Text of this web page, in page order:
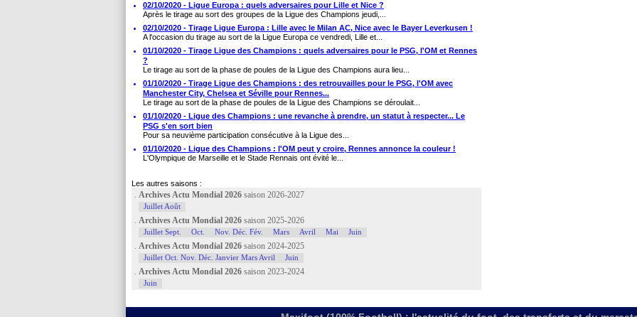
02/10/2020 - Ligue Europa : quels adversaires pour Lille et Nice ?
Après le tirage au sort des groupes de la Ligue des Champions jeudi,...
02/10/2020 - Tirage Ligue Europa : Lille avec le Milan AC, Nice avec le Bayer Leverkusen !
A l'occasion du tirage au sort de la Ligue Europa ce vendredi, Lille et...
01/10/2020 - Tirage Ligue des Champions : quels adversaires pour le PSG, l'OM et Rennes
?
Le tirage au sort de la phase de poules de la Ligue des Champions aura lieu...
01/10/2020 - Tirage Ligue des Champions : des retrouvailles pour le PSG, l'OM avec
Manchester City, Chelsea et Séville pour Rennes...
Le tirage au sort de la phase de poules de la Ligue des Champions se déroulait...
01/10/2020 - Ligue des Champions : une revanche à prendre, un statut à respecter... Le
PSG s'en sort bien
Pour sa neuvième participation consécutive à la Ligue des...
01/10/2020 - Ligue des Champions : l'OM peut y croire, Rennes annonce la couleur !
L'Olympique de Marseille et le Stade Rennais ont évité le...
Les autres saisons :
. Archives Actu Mondial 2026 saison 2026-2027
Juillet Août
. Archives Actu Mondial 2026 saison 2025-2026
Juillet Sept. Oct. Nov. Déc. Fév. Mars Avril Mai Juin
. Archives Actu Mondial 2026 saison 2024-2025
Juillet Oct. Nov. Déc. Janvier Mars Avril Juin
. Archives Actu Mondial 2026 saison 2023-2024
Juin